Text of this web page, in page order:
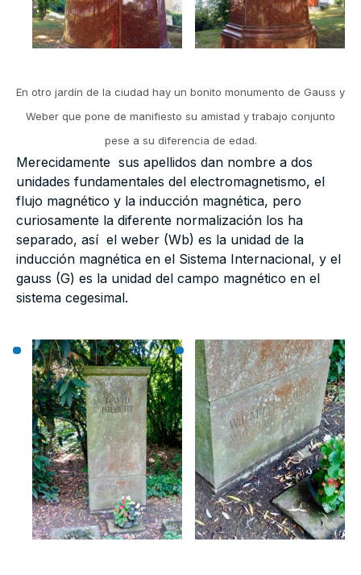
En otro jardín de la ciudad hay un bonito monumento de Gauss y
Weber que pone de manifiesto su amistad y trabajo conjunto
pese a su diferencia de edad.
Merecidamente sus apellidos dan nombre a dos
unidades fundamentales del electromagnetismo, el
flujo magnético y la inducción magnética, pero
curiosamente la diferente normalización los ha
separado, así el weber (Wb) es la unidad de la
inducción magnética en el Sistema Internacional, y el
gauss (G) es la unidad del campo magnético en el
sistema cegesimal.